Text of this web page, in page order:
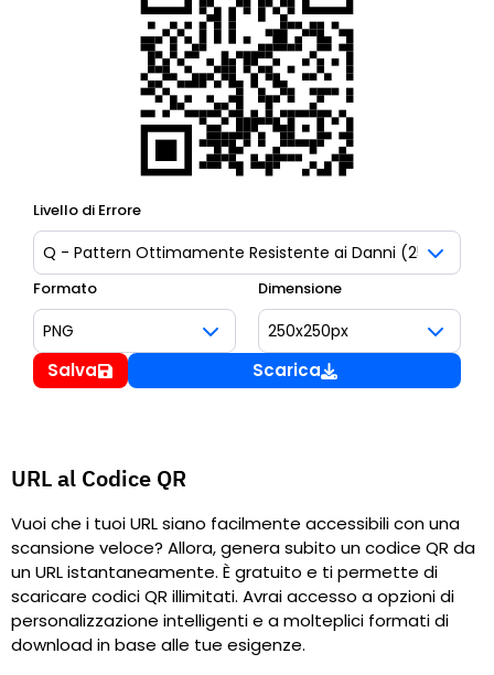
Livello di Errore
Formato Dimensione
Salva Scarica
URL al Codice QR
Vuoi che i tuoi URL siano facilmente accessibili con una
scansione veloce? Allora, genera subito un codice QR da
un URL istantaneamente. È gratuito e ti permette di
scaricare codici QR illimitati. Avrai accesso a opzioni di
personalizzazione intelligenti e a molteplici formati di
download in base alle tue esigenze.